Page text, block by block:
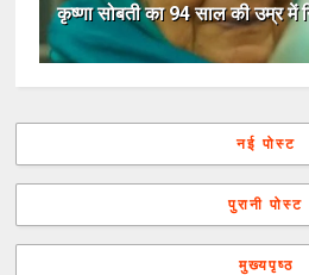
कृष्णा सोबती का 94 साल की उम्र में
नई पोस्ट
पुरानी पोस्ट
मुख्यपृष्ठ